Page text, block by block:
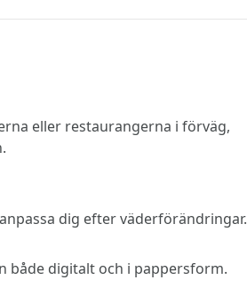
eller restaurangerna i förväg,
dig efter väderförändringar.
både digitalt och i pappersform.